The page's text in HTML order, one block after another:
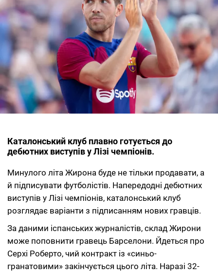
Каталонський клуб плавно готується до
дебютних виступів у Лізі чемпіонів.
Минулого літа Жирона буде не тільки продавати, а
й підписувати футболістів. Напередодні дебютних
виступів у Лізі чемпіонів, каталонський клуб
розглядає варіанти з підписанням нових гравців.
За даними іспанських журналістів, склад Жирони
може поповнити гравець Барселони. Йдеться про
Серхі Роберто, чий контракт із «синьо-
гранатовими» закінчується цього літа. Наразі 32-